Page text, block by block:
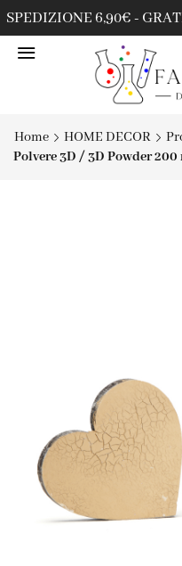
SPEDIZIONE 6,90€ -
Home HOME DECOR
Polvere 3D / 3D Powder 200